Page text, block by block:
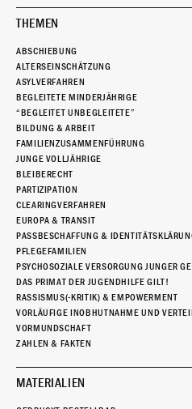
THEMEN
ABSCHIEBUNG
ALTERSEINSCHÄTZUNG
ASYLVERFAHREN
BEGLEITETE MINDERJÄHRIGE
“BEGLEITET UNBEGLEITETE”
BILDUNG & ARBEIT
FAMILIENZUSAMMENFÜHRUNG
JUNGE VOLLJÄHRIGE
BLEIBERECHT
PARTIZIPATION
CLEARINGVERFAHREN
EUROPA & TRANSIT
PASSBESCHAFFUNG &
PFLEGEFAMILIEN
PSYCHOSOZIALE VERSORGUNG JUNGER
DAS PRIMAT DER JUGENDHILFE GILT!
RASSISMUS(-KRITIK) & EMPOWERMENT
VORLÄUFIGE INOBHUTNAHME UND
VORMUNDSCHAFT
ZAHLEN & FAKTEN
MATERIALIEN